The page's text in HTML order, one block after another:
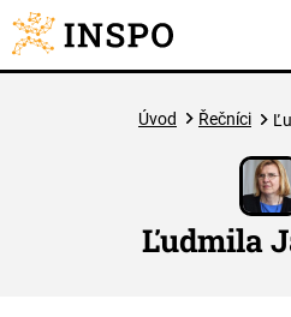
Přejít na hlavní menu
Přejít na obsah
Přejít na kontakt
Úvod Řečníci
Ľudmila